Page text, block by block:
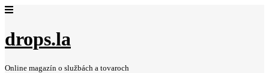
drops.la
Online magazín o službách a tovaroch